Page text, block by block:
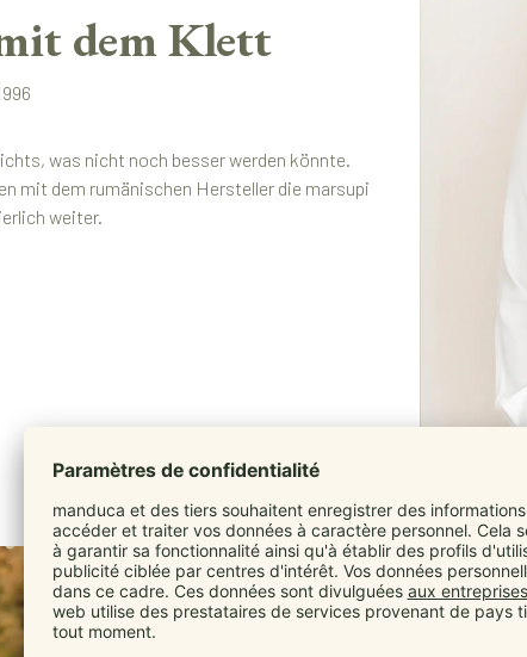
dem Klett
was nicht noch besser werden könnte.
mit dem rumänischen Hersteller die marsupi
weiter.